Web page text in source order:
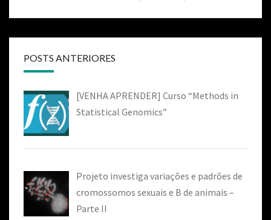
POSTS ANTERIORES
[VENHA APRENDER] Curso “Methods in
Statistical Genomics”
Projeto investiga variações e padrões de
cromossomos sexuais e B de animais –
Parte II